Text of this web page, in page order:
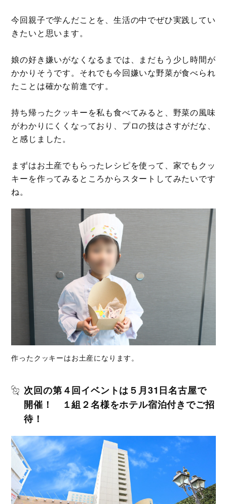
今回親子で学んだことを、生活の中でぜひ実践してい
きたいと思います。
娘の好き嫌いがなくなるまでは、まだもう少し時間が
かかりそうです。それでも今回嫌いな野菜が食べられ
たことは確かな前進です。
持ち帰ったクッキーを私も食べてみると、野菜の風味
がわかりにくくなっており、プロの技はさすがだな、
と感じました。
まずはお土産でもらったレシピを使って、家でもクッ
キーを作ってみるところからスタートしてみたいです
ね。
作ったクッキーはお土産になります。
次回の第４回イベントは５月31日名古屋で
開催！ １組２名様をホテル宿泊付きでご招
待！